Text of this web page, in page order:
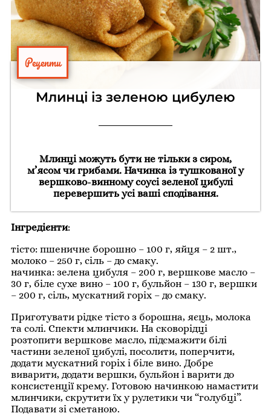
Рецепти
Млинці із зеленою цибулею
Млинці можуть бути не тільки з сиром,
м’ясом чи грибами. Начинка із тушкованої у
вершково-винному соусі зеленої цибулі
перевершить усі ваші сподівання.
Інгредієнти:
тісто: пшеничне борошно – 100 г, яйця – 2 шт.,
молоко – 250 г, сіль – до смаку.
начинка: зелена цибуля – 200 г, вершкове масло –
30 г, біле сухе вино – 100 г, бульйон – 130 г, вершки
– 200 г, сіль, мускатний горіх – до смаку.
Приготувати рідке тісто з борошна, яєць, молока
та солі. Спекти млинчики. На сковорідці
розтопити вершкове масло, підсмажити білі
частини зеленої цибулі, посолити, поперчити,
додати мускатний горіх і біле вино. Добре
виварити, додати вершки, бульйон і варити до
консистенції крему. Готовою начинкою намастити
млинчики, скрутити їх у рулетики чи “голубці”.
Подавати зі сметаною.